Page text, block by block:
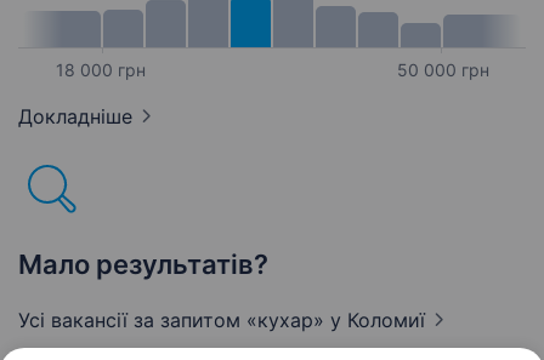
18 000 грн 50 000 грн
Докладніше
Мало результатів?
Усі вакансії за запитом «кухар» у Коломиї